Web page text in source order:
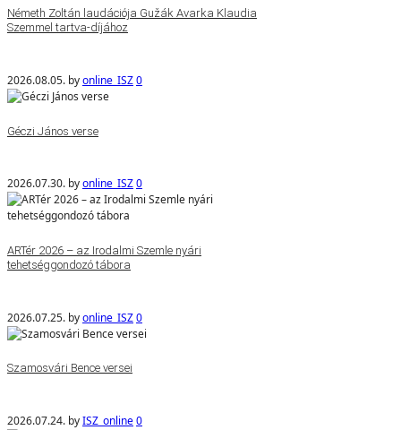
Németh Zoltán laudációja Gužák Avarka Klaudia
Szemmel tartva-díjához
2026.08.05. byonline_ISZ0
Géczi János verse
2026.07.30. byonline_ISZ0
ARTér 2026 – az Irodalmi Szemle nyári
tehetséggondozó tábora
2026.07.25. byonline_ISZ0
Szamosvári Bence versei
2026.07.24. byISZ_online0